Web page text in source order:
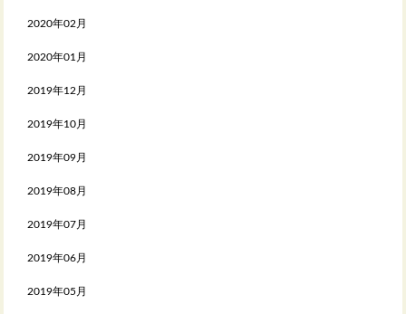
2020年02月
2020年01月
2019年12月
2019年10月
2019年09月
2019年08月
2019年07月
2019年06月
2019年05月